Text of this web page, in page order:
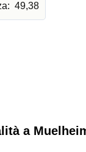
49,38
a